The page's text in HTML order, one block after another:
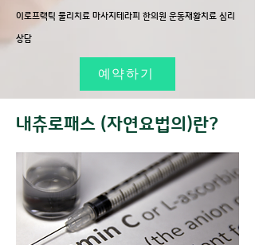
이로프랙틱 물리치료 마사지테라피 한의원 운동재활치료 심리
상담
예약하기
내츄로패스 (자연요법의)란?